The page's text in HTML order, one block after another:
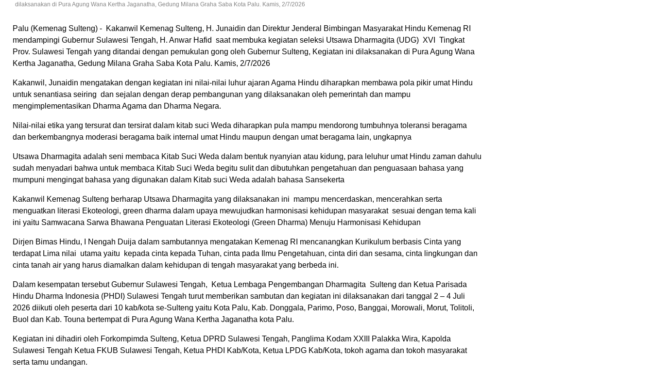
dilaksanakan di Pura Agung Wana Kertha Jaganatha, Gedung Milana Graha Saba Kota Palu. Kamis, 2/7/2026
Palu (Kemenag Sulteng) - Kakanwil Kemenag Sulteng, H. Junaidin dan Direktur Jenderal Bimbingan Masyarakat Hindu Kemenag RI
mendampingi Gubernur Sulawesi Tengah, H. Anwar Hafid saat membuka kegiatan seleksi Utsawa Dharmagita (UDG) XVI Tingkat
Prov. Sulawesi Tengah yang ditandai dengan pemukulan gong oleh Gubernur Sulteng, Kegiatan ini dilaksanakan di Pura Agung Wana
Kertha Jaganatha, Gedung Milana Graha Saba Kota Palu. Kamis, 2/7/2026
Kakanwil, Junaidin mengatakan dengan kegiatan ini nilai-nilai luhur ajaran Agama Hindu diharapkan membawa pola pikir umat Hindu
untuk senantiasa seiring dan sejalan dengan derap pembangunan yang dilaksanakan oleh pemerintah dan mampu
mengimplementasikan Dharma Agama dan Dharma Negara.
Nilai-nilai etika yang tersurat dan tersirat dalam kitab suci Weda diharapkan pula mampu mendorong tumbuhnya toleransi beragama
dan berkembangnya moderasi beragama baik internal umat Hindu maupun dengan umat beragama lain, ungkapnya
Utsawa Dharmagita adalah seni membaca Kitab Suci Weda dalam bentuk nyanyian atau kidung, para leluhur umat Hindu zaman dahulu
sudah menyadari bahwa untuk membaca Kitab Suci Weda begitu sulit dan dibutuhkan pengetahuan dan penguasaan bahasa yang
mumpuni mengingat bahasa yang digunakan dalam Kitab suci Weda adalah bahasa Sansekerta
Kakanwil Kemenag Sulteng berharap Utsawa Dharmagita yang dilaksanakan ini mampu mencerdaskan, mencerahkan serta
menguatkan literasi Ekoteologi, green dharma dalam upaya mewujudkan harmonisasi kehidupan masyarakat sesuai dengan tema kali
ini yaitu Samwacana Sarwa Bhawana Penguatan Literasi Ekoteologi (Green Dharma) Menuju Harmonisasi Kehidupan
Dirjen Bimas Hindu, I Nengah Duija dalam sambutannya mengatakan Kemenag RI mencanangkan Kurikulum berbasis Cinta yang
terdapat Lima nilai utama yaitu kepada cinta kepada Tuhan, cinta pada Ilmu Pengetahuan, cinta diri dan sesama, cinta lingkungan dan
cinta tanah air yang harus diamalkan dalam kehidupan di tengah masyarakat yang berbeda ini.
Dalam kesempatan tersebut Gubernur Sulawesi Tengah, Ketua Lembaga Pengembangan Dharmagita Sulteng dan Ketua Parisada
Hindu Dharma Indonesia (PHDI) Sulawesi Tengah turut memberikan sambutan dan kegiatan ini dilaksanakan dari tanggal 2 – 4 Juli
2026 diikuti oleh peserta dari 10 kab/kota se-Sulteng yaitu Kota Palu, Kab. Donggala, Parimo, Poso, Banggai, Morowali, Morut, Tolitoli,
Buol dan Kab. Touna bertempat di Pura Agung Wana Kertha Jaganatha kota Palu.
Kegiatan ini dihadiri oleh Forkompimda Sulteng, Ketua DPRD Sulawesi Tengah, Panglima Kodam XXIII Palakka Wira, Kapolda
Sulawesi Tengah Ketua FKUB Sulawesi Tengah, Ketua PHDI Kab/Kota, Ketua LPDG Kab/Kota, tokoh agama dan tokoh masyarakat
serta tamu undangan.